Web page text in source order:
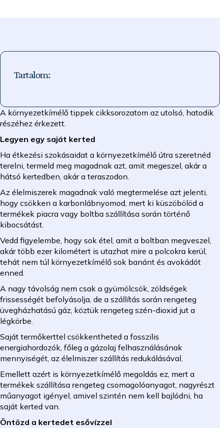
A környezetkímélő tippek cikksorozatom az utolsó, hatodik
részéhez érkezett.
Legyen egy saját kerted
Ha étkezési szokásaidat a környezetkímélő útra szeretnéd
terelni, termeld meg magadnak azt, amit megeszel, akár a
hátsó kertedben, akár a teraszodon.
Az élelmiszerek magadnak való megtermelése azt jelenti,
hogy csökken a karbonlábnyomod, mert ki küszöbölöd a
termékek piacra vagy boltba szállítása során történő
kibocsátást.
Vedd figyelembe, hogy sok étel, amit a boltban megveszel,
akár több ezer kilométert is utazhat mire a polcokra kerül,
tehát nem túl környezetkímélő sok banánt és avokádót
enned.
A nagy távolság nem csak a gyümölcsök, zöldségek
frissességét befolyásolja, de a szállítás során rengeteg
üvegházhatású gáz, köztük rengeteg szén-dioxid jut a
légkörbe.
Saját termőkerttel csökkentheted a fosszilis
energiahordozók, főleg a gázolaj felhasználásának
mennyiségét, az élelmiszer szállítás redukálásával.
Emellett azért is környezetkímélő megoldás ez, mert a
termékek szállítása rengeteg csomagolóanyagot, nagyrészt
műanyagot igényel, amivel szintén nem kell bajlódni, ha
saját kerted van.
Öntözd a kertedet esővízzel
Tartalom: